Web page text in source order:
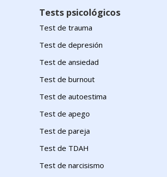
Tests psicológicos
Test de trauma
Test de depresión
Test de ansiedad
Test de burnout
Test de autoestima
Test de apego
Test de pareja
Test de TDAH
Test de narcisismo